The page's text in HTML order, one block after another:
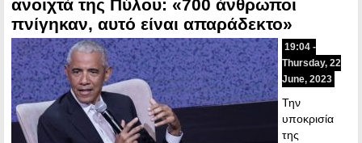
ανοιχτά της Πύλου: «700 άνθρωποι
πνίγηκαν, αυτό είναι απαράδεκτο»
19:04 -
Thursday, 22
June, 2023
Την
υποκρισία
της